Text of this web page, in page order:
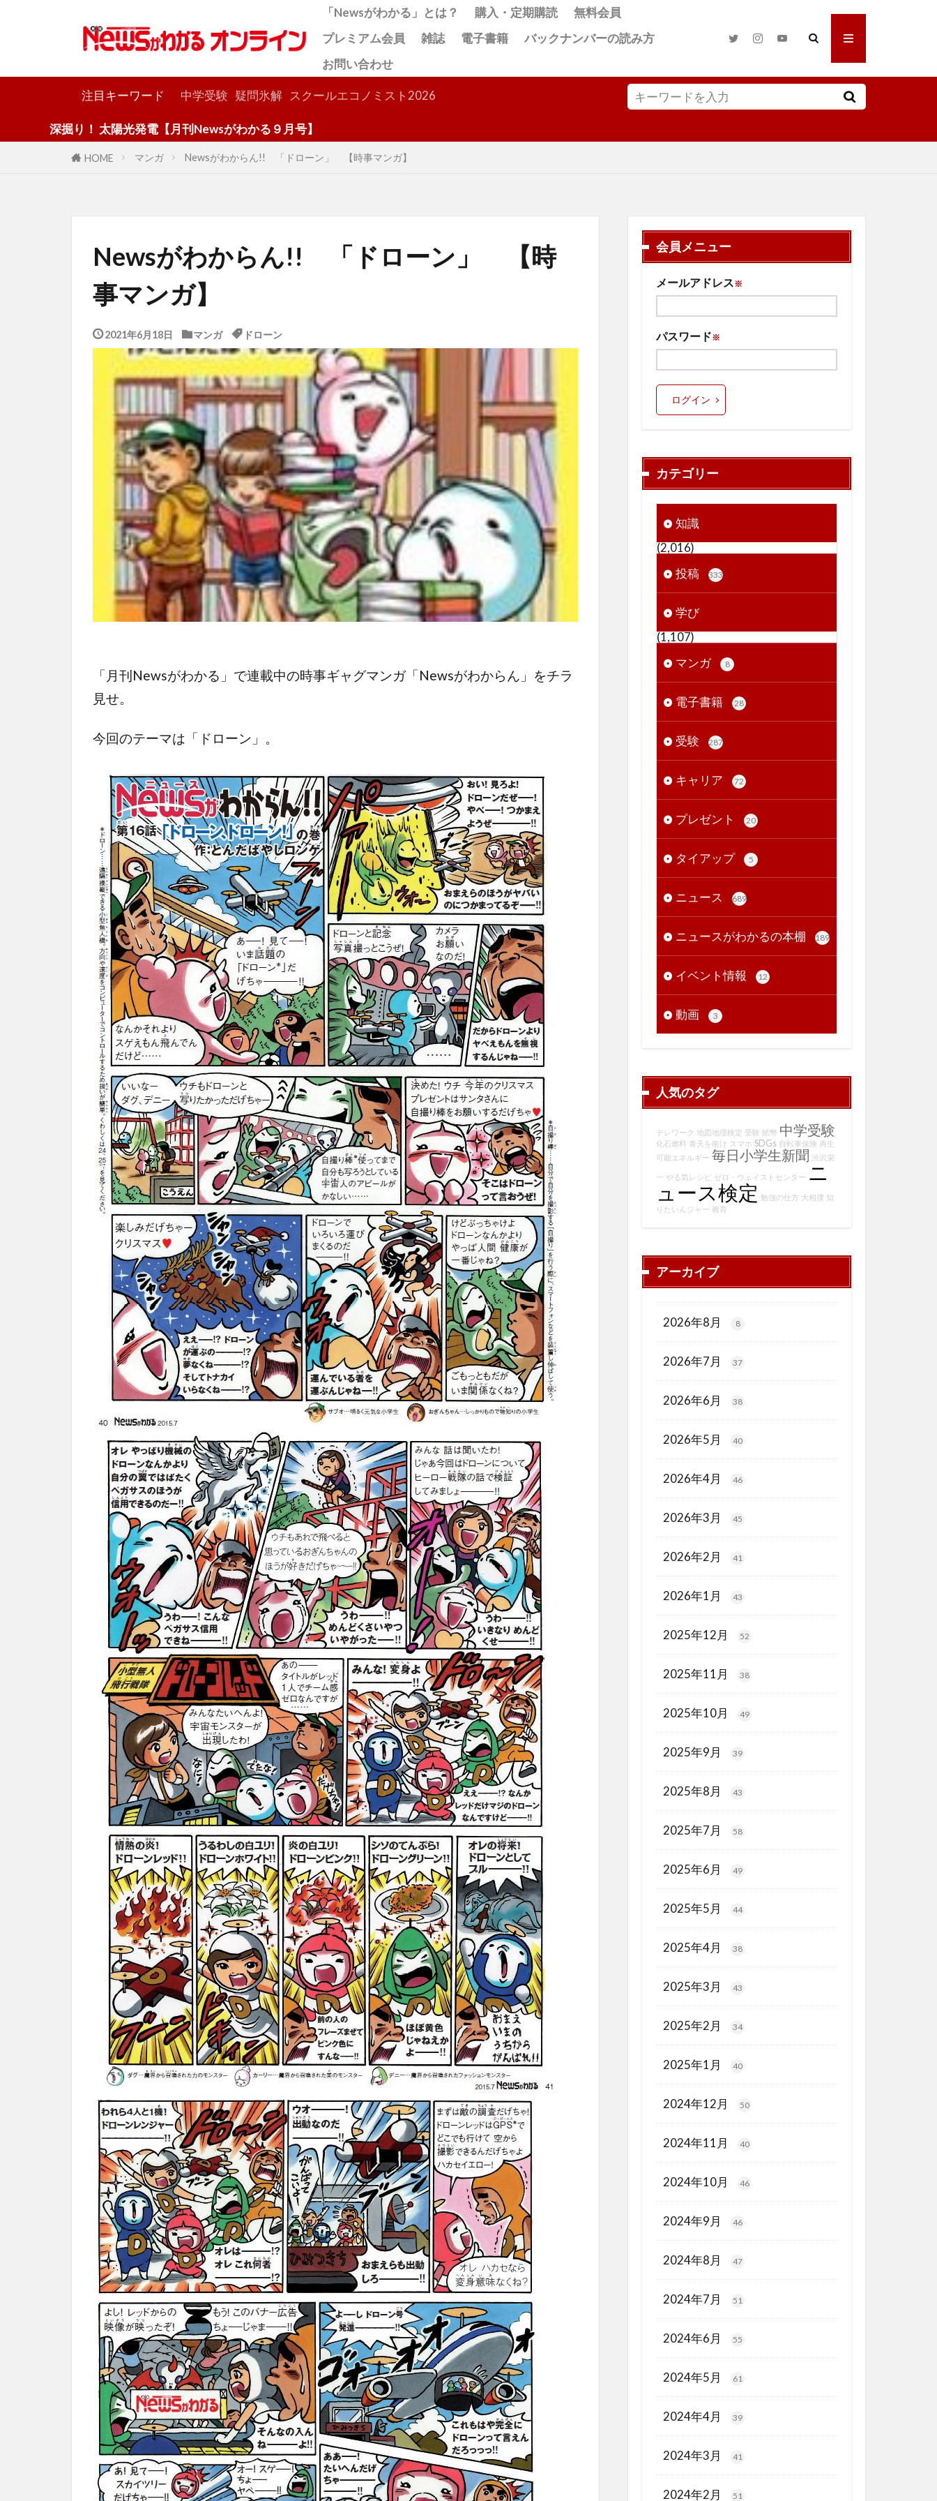
「Newsがわかる」とは？ 購入・定期購読
無料会員
プレミアム会員
雑誌 電子書籍
バックナンバーの読み方
お問い合わせ
注目キーワード 中学受験 疑問氷解 スクールエコノミスト2026
光発電【月刊Newsがわかる９月号】
HOME マンガ Newsがわからん!! 「ドローン」 【時事マンガ】
Newsがわからん!! 「ドローン」 【時
事マンガ】
2021年6月18日 マンガ ドローン
「月刊Newsがわかる」で連載中の時事ギャグマンガ「Newsがわからん」をチラ
見せ。
今回のテーマは「ドローン」。
会員メニュー
メールアドレス※
パスワード※
ログイン
カテゴリー
知識
(2,016)
投稿
333
学び
(1,107)
マンガ
8
電子書籍 28
受験 287
キャリア 72
プレゼント 20
タイアップ 5
ニュース 689
ニュースがわかるの本棚 189
イベント情報 12
動画 3
人気のタグ
テレワーク 地図地理検定 受験 紙幣 中学受験
化石燃料 青天を衝け スマホ SDGs 自転車保険 再生
可能エネルギー 毎日小学生新聞 渋沢栄
一 やる気レシピ ゼロ・ウェイストセンター ニ
ュース検定 勉強の仕方 大相撲 知
りたいんジャー 教育
アーカイブ
2026年8月 8
2026年7月 37
2026年6月 38
2026年5月 40
2026年4月 46
2026年3月 45
2026年2月 41
2026年1月 43
2025年12月 52
2025年11月 38
2025年10月 49
2025年9月 39
2025年8月 43
2025年7月 58
2025年6月 49
2025年5月 44
2025年4月 38
2025年3月 43
2025年2月 34
2025年1月 40
2024年12月 50
2024年11月 40
2024年10月 46
2024年9月 46
2024年8月 47
2024年7月 51
2024年6月 55
2024年5月 61
2024年4月 39
2024年3月 41
2024年2月 51
検索